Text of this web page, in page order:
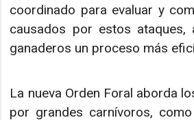
coordinado para evaluar y
causados por estos ataques,
ganaderos un proceso más
La nueva Orden Foral aborda
por grandes carnívoros,